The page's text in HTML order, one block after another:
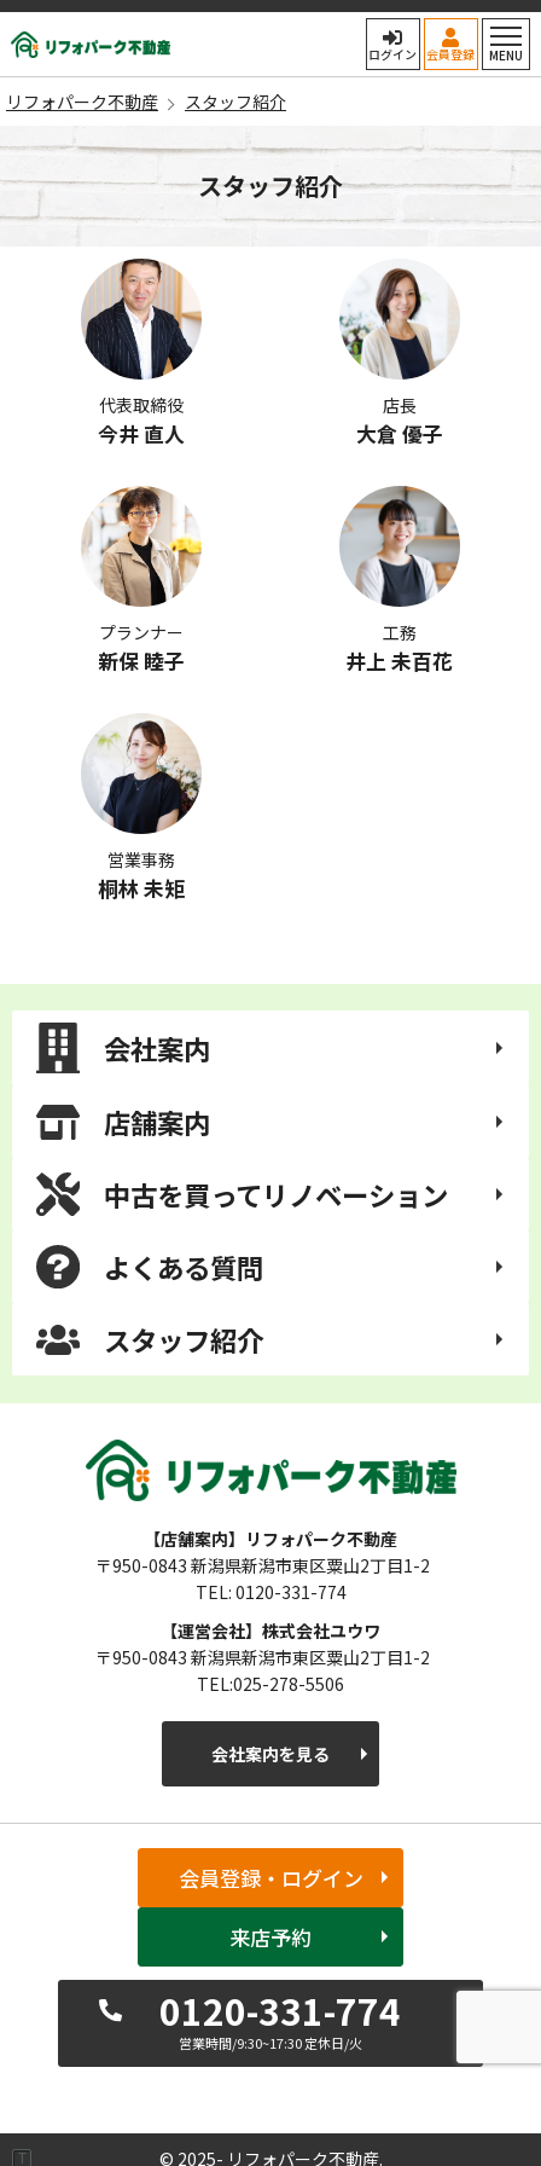
リフォパーク不動産
ログイン 会員登録 MENU
リフォパーク不動産 スタッフ紹介
スタッフ紹介
代表取締役
今井 直人
店長
大倉 優子
プランナー
新保 睦子
工務
井上 未百花
営業事務
桐林 未矩
会社案内
店舗案内
中古を買ってリノベーション
よくある質問
スタッフ紹介
【店舗案内】リフォパーク不動産
〒950-0843 新潟県新潟市東区粟山2丁目1-2
TEL: 0120-331-774
【運営会社】株式会社ユウワ
〒950-0843 新潟県新潟市東区粟山2丁目1-2
TEL:025-278-5506
会社案内を見る
会員登録・ログイン
来店予約
0120-331-774
営業時間/9:30~17:30 定休日/火
© 2025- リフォパーク不動産.